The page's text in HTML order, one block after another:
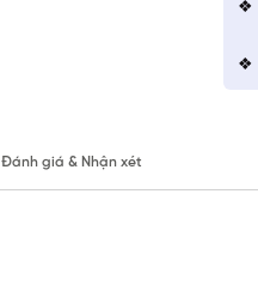
Đánh giá & Nhận xét